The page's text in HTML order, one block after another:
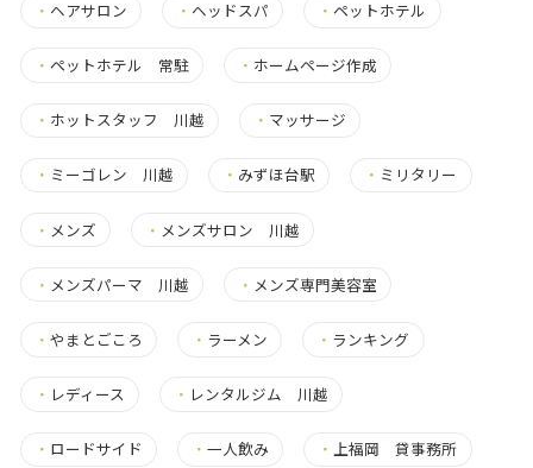
・ ヘアサロン ・ ヘッドスパ ・ペットホテル
・ ペットホテル 常駐 ・ ホームページ作成
・ ホットスタッフ 川越 ・ マッサージ
・ ミーゴレン 川越 ・ みずほ台駅 ・ ミリタリー
・ メンズ ・ メンズサロン 川越
・ メンズパーマ 川越 ・ メンズ専門美容室
・ やまとごころ ・ ラーメン ・ ランキング
・ レディース ・ レンタルジム 川越
・ ロードサイド ・一人飲み ・上福岡 貸事務所